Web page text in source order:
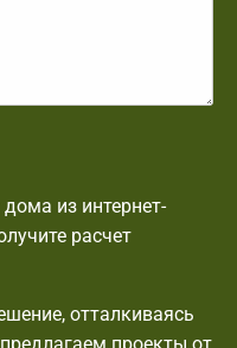
из интернет-
расчет
отталкиваясь